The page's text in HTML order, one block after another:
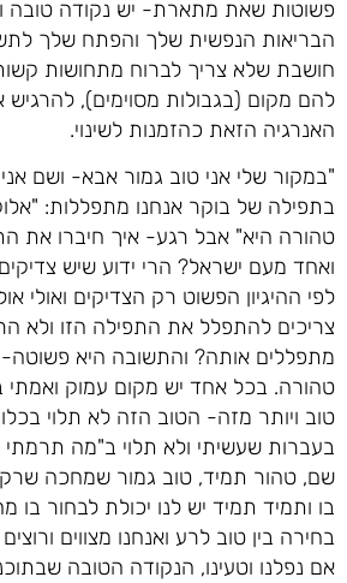
פשוטות שאת מתארת- יש נקודה טובה
הבריאות הנפשית שלך והפתח שלך
חושבת שלא צריך לברוח מתחושות
להם מקום (בגבולות מסוימים),
האנרגיה הזאת כהזמנות לשינוי.
"במקור שלי אני טוב גמור אבא- ושם
בתפילה של בוקר אנחנו מתפללות:
טהורה היא" אבל רגע- איך חיברו את
ואחד מעם ישראל? הרי ידוע שיש
לפי ההיגיון הפשוט רק הצדיקים ואולי
צריכים להתפלל את התפילה הזו ולא
מתפללים אותה? והתשובה היא פשוטה-
טהורה. בכל אחד יש מקום עמוק ואמתי
טוב ויותר מזה- הטוב הזה לא תלוי
בעברות שעשיתי ולא תלוי ב"מה תרמתי
שם, טהור תמיד, טוב גמור שמחכה שרק
בו ותמיד תמיד יש לנו יכולת לבחור בו
בחירה בין טוב לרע ואנחנו מצווים
אם נפלנו וטעינו, הנקודה הטובה